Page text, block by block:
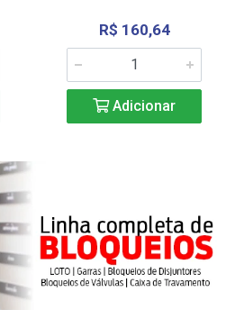
R$ 160,64
Adicionar